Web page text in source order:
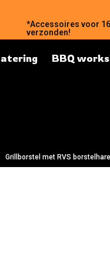
*Accessoires voor
verzonden!
BBQ
Grillborstel met RVS